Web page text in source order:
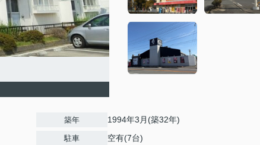
築年 1994年3月(築32年)
駐車 空有(7台)